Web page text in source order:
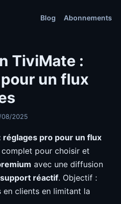
Blog Abonnements
TiviMate :
un flux
08/2025
pro pour un flux
pour choisir et
avec une diffusion
support réactif. Objectif :
clients en limitant la